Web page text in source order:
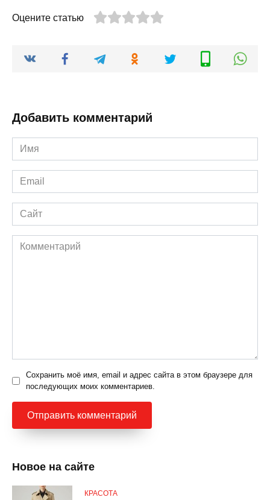
Оцените статью
Добавить комментарий
Имя
*
Email
*
Сайт
Комментарий
Сохранить моё имя, email и адрес сайта в этом браузере для
последующих моих комментариев.
Новое на сайте
КРАСОТА